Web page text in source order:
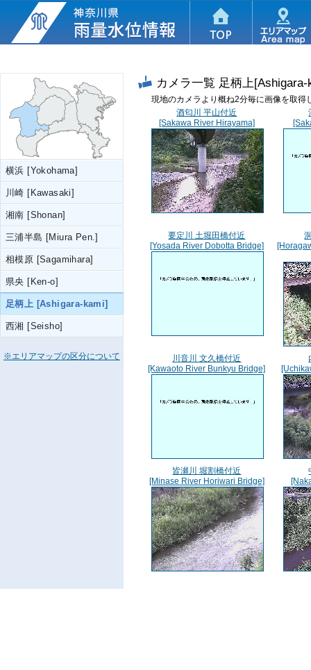
横浜 [Yokohama]
川崎 [Kawasaki]
湘南 [Shonan]
三浦半島 [Miura Pen.]
相模原 [Sagamihara]
県央 [Ken-o]
足柄上 [Ashigara-kami]
西湘 [Seisho]
※エリアマップの区分について
カメラ一覧 足柄上[Ashigara-
現地のカメラより概ね2分毎に画像を取
酒匂川 平山付近
[Sakawa River Hirayama]
要定川 土堀田橋付近
[Yosada River Dobotta Bridge]
川音川 文久橋付近
[Kawaoto River Bunkyu Bridge]
皆瀬川 堀割橋付近
[Minase River Horiwari Bridge]